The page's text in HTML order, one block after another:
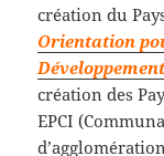
création du
Orientation
création des
EPCI